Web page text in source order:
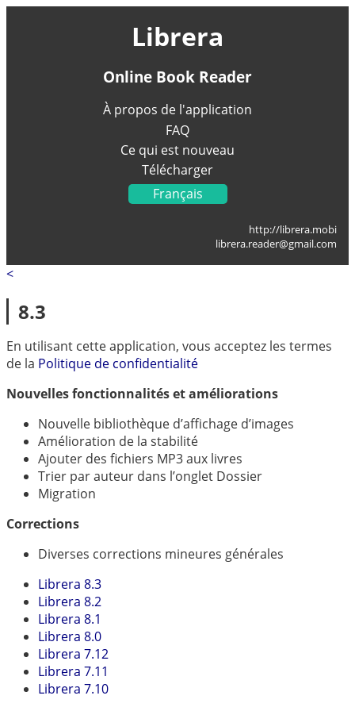
Librera
Online Book Reader
À propos de l'application
FAQ
Ce qui est nouveau
Télécharger
Français
中文
http://librera.mobi
librera.reader@gmail.com
<
8.3
En utilisant cette application, vous acceptez les termes
de la Politique de confidentialité
Nouvelles fonctionnalités et améliorations
Nouvelle bibliothèque d’affichage d’images
Amélioration de la stabilité
Ajouter des fichiers MP3 aux livres
Trier par auteur dans l’onglet Dossier
Migration
Corrections
Diverses corrections mineures générales
Librera 8.3
Librera 8.2
Librera 8.1
Librera 8.0
Librera 7.12
Librera 7.11
Librera 7.10